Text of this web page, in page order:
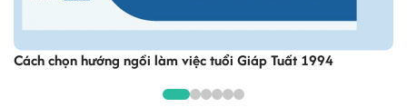
Tuất 1994 2003 mệnh gì? Bí quyết chọn văn